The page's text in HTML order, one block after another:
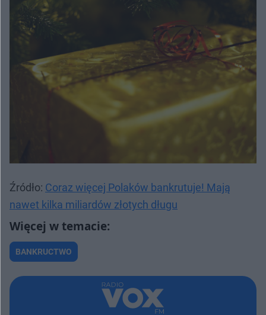
Źródło: Coraz więcej Polaków bankrutuje! Mają
nawet kilka miliardów złotych długu
BANKRUCTWO